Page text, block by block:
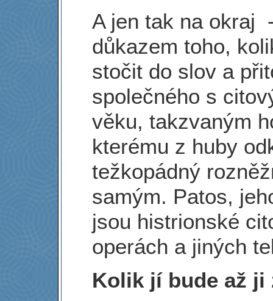
A jen tak na okraj
důkazem toho,
stočit do slov a
společného s
věku, takzvaným
kterému z huby
težkopádný
samým. Patos,
jsou histrionské
operách a jiných
Kolik jí bude až ji